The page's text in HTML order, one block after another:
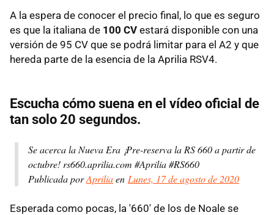
A la espera de conocer el precio final, lo que es seguro
es que la italiana de 100 CV estará disponible con una
versión de 95 CV que se podrá limitar para el A2 y que
hereda parte de la esencia de la Aprilia RSV4.
Escucha cómo suena en el vídeo oficial de
tan solo 20 segundos.
Se acerca la Nueva Era ¡Pre-reserva la RS 660 a partir de
octubre! rs660.aprilia.com #Aprilia #RS660
Publicada porApriliaen Lunes, 17 de agosto de 2020
Esperada como pocas, la '660' de los de Noale se